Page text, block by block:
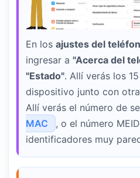
En los ajustes del
ingresar a "Acerca del
"Estado". Allí verás los
dispositivo junto con
Allí verás el número de
MAC
, o el número
identificadores muy